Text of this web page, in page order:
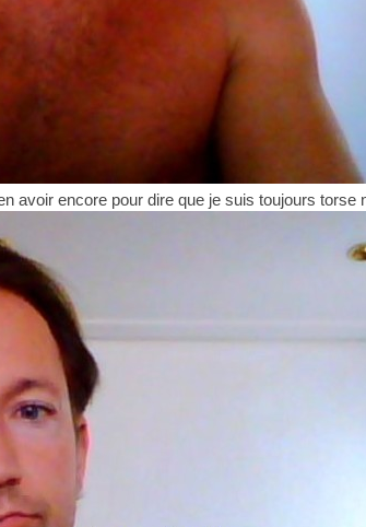
avoir encore pour dire que je suis toujours torse